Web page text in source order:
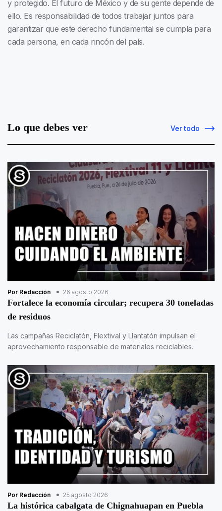
y protegido. El futuro de México y de su gente depende de
ello. Es responsabilidad de todos trabajar juntos para
garantizar que este derecho fundamental se cumpla para
cada persona, en cada rincón del país.
Lo que debes ver Ver todo
Por Redacción 26 agosto 2026
Fortalece la economía circular; recupera 30 toneladas
de residuos
Las campañas Reciclatón, Flextival y Llantatón impulsan el
aprovechamiento responsable de materiales reciclables.
Por Redacción 25 agosto 2026
La histórica cabalgata de Chignahuapan en Puebla